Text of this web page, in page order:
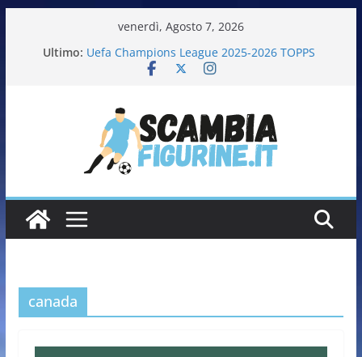
venerdì, Agosto 7, 2026
Ultimo: Uefa Champions League 2025-2026 TOPPS
Fifa World Cup 2026 PANINI
Calciatori Serie B BKT 2025-2026 PANINI
canada